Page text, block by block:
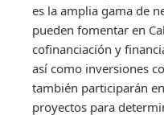
es la amplia gama de
pueden fomentar en
cofinanciación y
así como inversiones
también participarán
proyectos para